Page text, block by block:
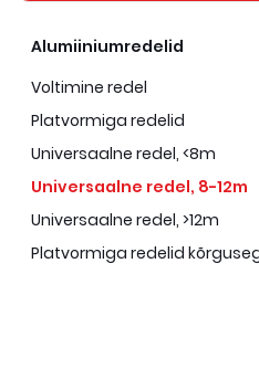
Alumiiniumredelid
Voltimine redel
Platvormiga redelid
Universaalne redel, <8m
Universaalne redel, 8-12m
Universaalne redel, >12m
Platvormiga redelid